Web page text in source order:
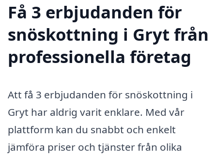
Få 3 erbjudanden för
snöskottning i Gryt från
professionella företag
Att få 3 erbjudanden för snöskottning i
Gryt har aldrig varit enklare. Med vår
plattform kan du snabbt och enkelt
jämföra priser och tjänster från olika